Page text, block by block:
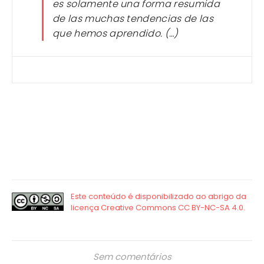
es solamente una forma resumida
de las muchas tendencias de las
que hemos aprendido. (…)
Sem comentários